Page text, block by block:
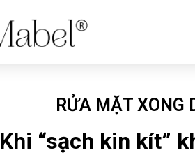
RỬA MẶT XONG
Khi “sạch kin kít”